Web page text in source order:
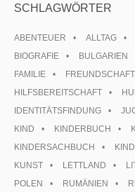
SCHLAGWÖRTER
ABENTEUER ALLTAG
BIOGRAFIE
BULGARIEN
FAMILIE
FREUNDSCHAFT
HILFSBEREITSCHAFT
IDENTITÄTSFINDUNG
KIND
KINDERBUCH
KINDERSACHBUCH
KUNST
LETTLAND
POLEN
RUMÄNIEN